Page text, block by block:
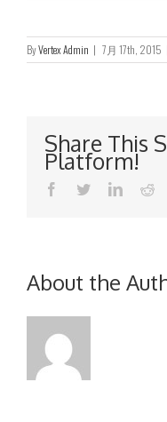
ByVertex Admin | 7月 17th, 2015
Share This
Platform!
Facebook
TwitterLinkedin
About the